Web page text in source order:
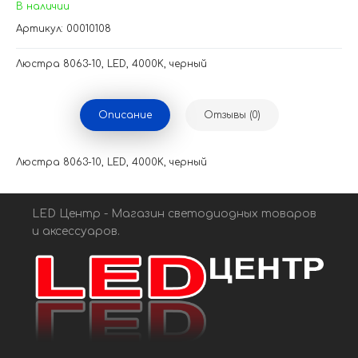
В наличии
Артикул: 00010108
Люстра 8063-10, LED, 4000K, черный
Описание Отзывы (0)
Люстра 8063-10, LED, 4000K, черный
LED Центр - Магазин светодиодных товаров
и аксессуаров.